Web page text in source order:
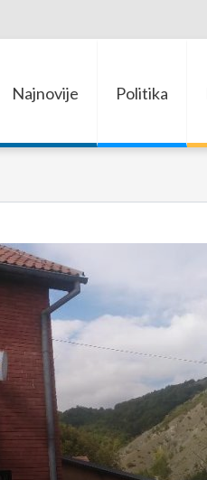
Najnovije Politika